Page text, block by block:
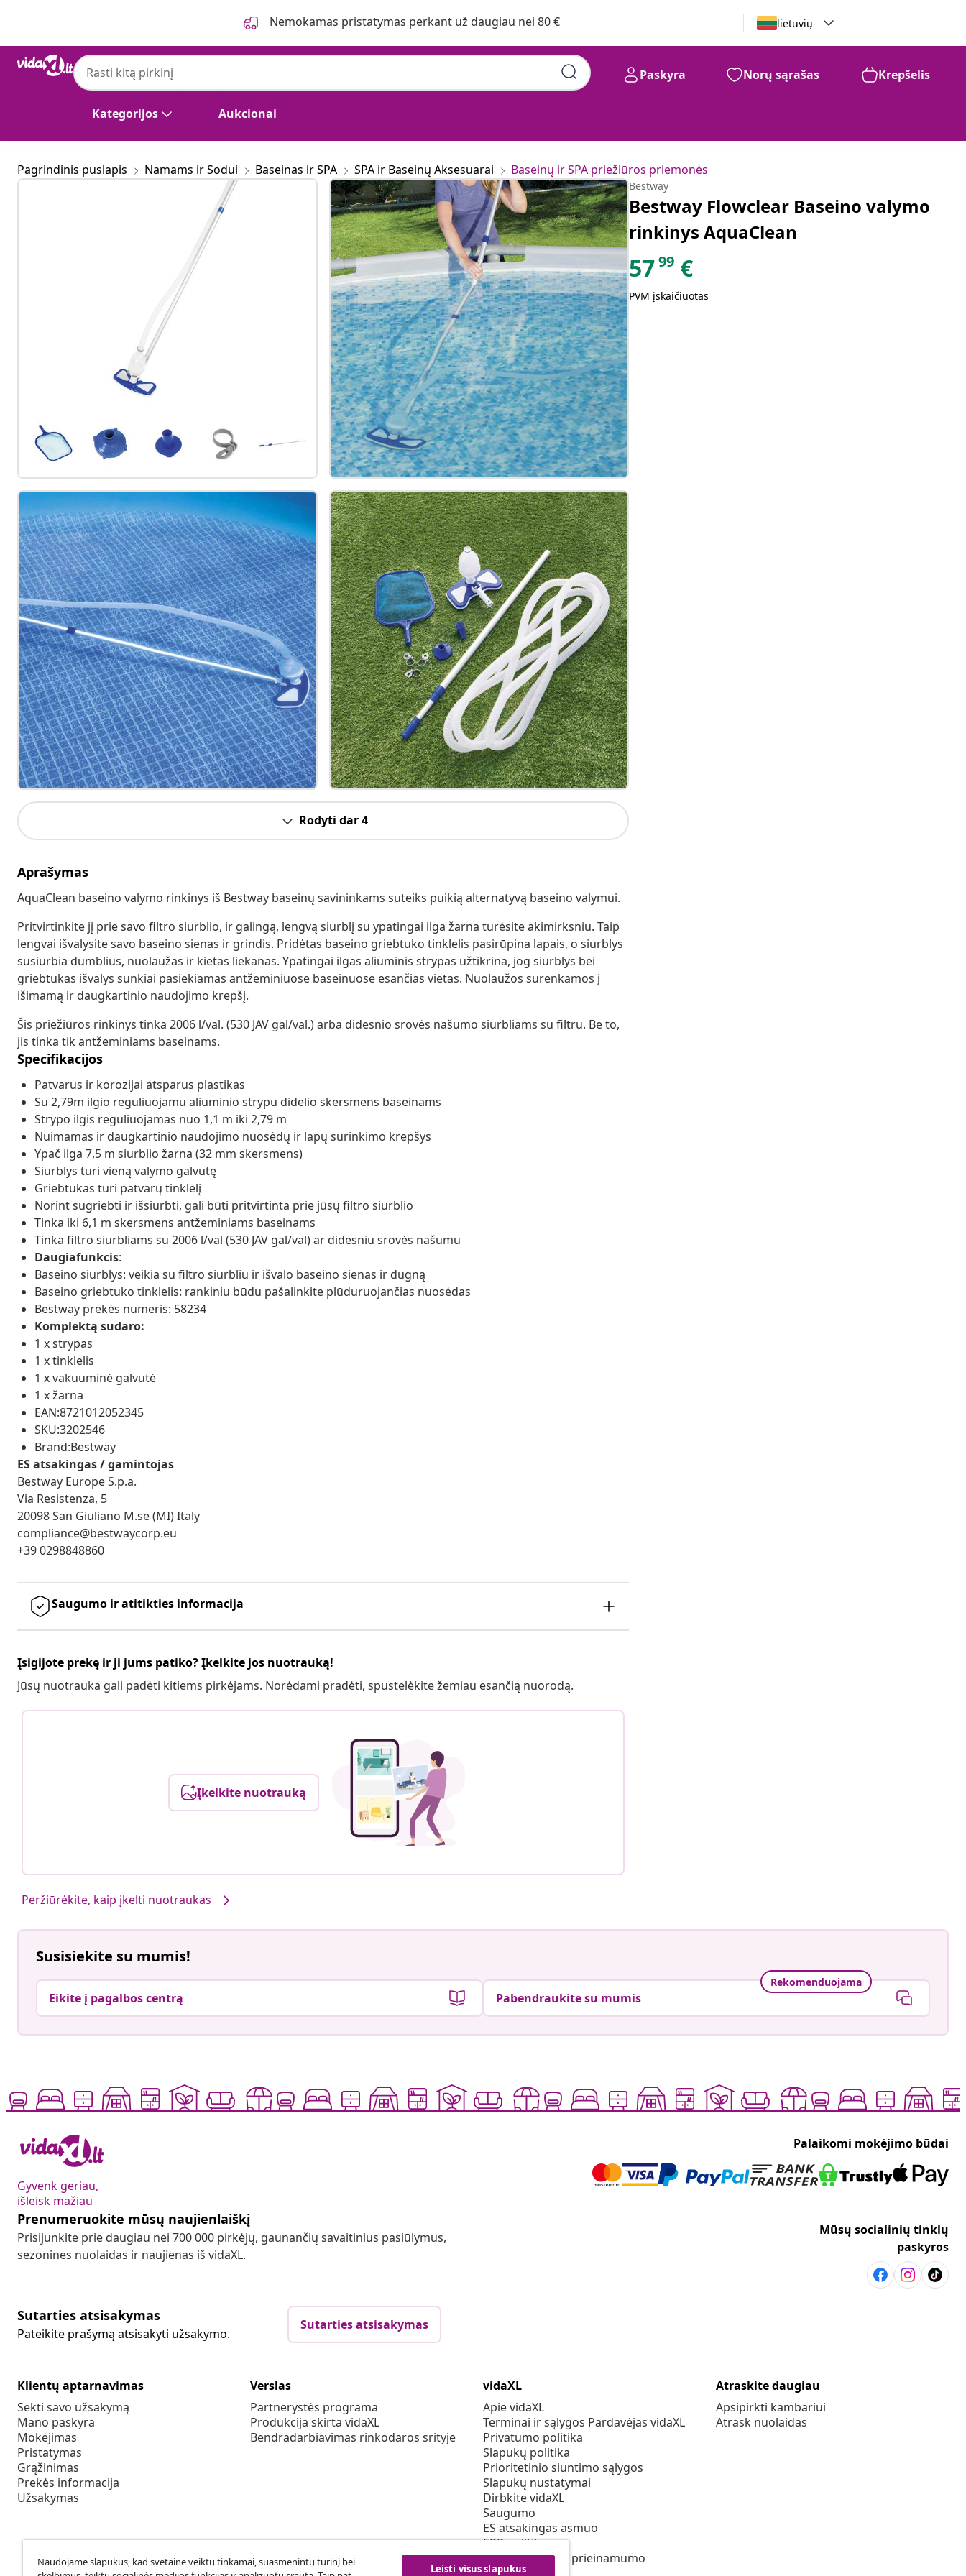
Nemokamas pristatymas perkant už daugiau nei 80 € lietuvių
Kategorijos Aukcionai
Paskyra Norų sąrašas Krepšelis
Bestway €
Pagrindinis puslapis Namams ir Sodui Baseinas ir SPA SPA ir Baseinų Aksesuarai Baseinų ir SPA priežiūros priemonės
Rodyti dar 4
Aprašymas
AquaClean baseino valymo rinkinys iš Bestway baseinų savininkams suteiks puikią alternatyvą baseino valymui.
Pritvirtinkite jį prie savo filtro siurblio, ir galingą, lengvą siurblį su ypatingai ilga žarna turėsite akimirksniu. Taip
lengvai išvalysite savo baseino sienas ir grindis. Pridėtas baseino griebtuko tinklelis pasirūpina lapais, o siurblys
susiurbia dumblius, nuolaužas ir kietas liekanas. Ypatingai ilgas aliuminis strypas užtikrina, jog siurblys bei
griebtukas išvalys sunkiai pasiekiamas antžeminiuose baseinuose esančias vietas. Nuolaužos surenkamos į
išimamą ir daugkartinio naudojimo krepšį.
Šis priežiūros rinkinys tinka 2006 l/val. (530 JAV gal/val.) arba didesnio srovės našumo siurbliams su filtru. Be to,
jis tinka tik antžeminiams baseinams.
Specifikacijos
Patvarus ir korozijai atsparus plastikas
Su 2,79m ilgio reguliuojamu aliuminio strypu didelio skersmens baseinams
Strypo ilgis reguliuojamas nuo 1,1 m iki 2,79 m
Nuimamas ir daugkartinio naudojimo nuosėdų ir lapų surinkimo krepšys
Ypač ilga 7,5 m siurblio žarna (32 mm skersmens)
Siurblys turi vieną valymo galvutę
Griebtukas turi patvarų tinklelį
Norint sugriebti ir išsiurbti, gali būti pritvirtinta prie jūsų filtro siurblio
Tinka iki 6,1 m skersmens antžeminiams baseinams
Tinka filtro siurbliams su 2006 l/val (530 JAV gal/val) ar didesniu srovės našumu
Daugiafunkcis:
Baseino siurblys: veikia su filtro siurbliu ir išvalo baseino sienas ir dugną
Baseino griebtuko tinklelis: rankiniu būdu pašalinkite plūduruojančias nuosėdas
Bestway prekės numeris: 58234
Komplektą sudaro:
1 x strypas
1 x tinklelis
1 x vakuuminė galvutė
1 x žarna
EAN:8721012052345
SKU:3202546
Brand:Bestway
ES atsakingas / gamintojas
Bestway Europe S.p.a.
Via Resistenza, 5
20098 San Giuliano M.se (MI) Italy
compliance@bestwaycorp.eu
+39 0298848860
Saugumo ir atitikties informacija
Įsigijote prekę ir ji jums patiko? Įkelkite jos nuotrauką!
Jūsų nuotrauka gali padėti kitiems pirkėjams. Norėdami pradėti, spustelėkite žemiau esančią nuorodą.
Įkelkite nuotrauką
Peržiūrėkite, kaip įkelti nuotraukas
Bestway
Bestway Flowclear Baseino valymo
rinkinys AquaClean
5799 €
PVM įskaičiuotas
Susisiekite su mumis!
Eikite į pagalbos centrą
Rekomenduojama
Pabendraukite su mumis
Gyvenk geriau,
išleisk mažiau
Palaikomi mokėjimo būdai
Prenumeruokite mūsų naujienlaiškį
Prisijunkite prie daugiau nei 700 000 pirkėjų, gaunančių savaitinius pasiūlymus,
sezonines nuolaidas ir naujienas iš vidaXL.
Mūsų socialinių tinklų
paskyros
Sutarties atsisakymas
Pateikite prašymą atsisakyti užsakymo.
Sutarties atsisakymas
Klientų aptarnavimas
Sekti savo užsakymą
Mano paskyra
Mokėjimas
Pristatymas
Grąžinimas
Prekės informacija
Užsakymas
Verslas
Partnerystės programa
Produkcija skirta vidaXL
Bendradarbiavimas rinkodaros srityje
vidaXL
Apie vidaXL
Terminai ir sąlygos Pardavėjas vidaXL
Privatumo politika
Slapukų politika
Prioritetinio siuntimo sąlygos
Slapukų nustatymai
Dirbkite vidaXL
Saugumo
ES atsakingas asmuo
EPR politiką
Pareiškimas dėl prieinamumo
Atraskite daugiau
Apsipirkti kambariui
Atrask nuolaidas
Naudojame slapukus, kad svetainė veiktų tinkamai, suasmenintų turinį bei
Leisti visus slapukus